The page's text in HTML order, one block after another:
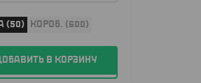
(50) КОРОБ. (600)
В КОРЗИНУ